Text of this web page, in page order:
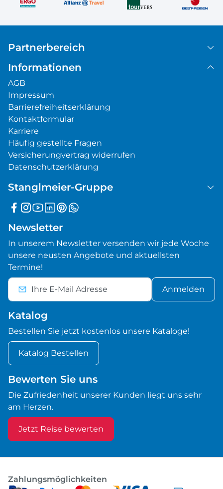
Partnerbereich
Informationen
AGB
Impressum
Barrierefreiheitserklärung
Kontaktformular
Karriere
Häufig gestellte Fragen
Versicherungvertrag widerrufen
Datenschutzerklärung
Stanglmeier-Gruppe
Newsletter
In unserem Newsletter versenden wir jede Woche
unsere neusten Angebote und aktuellsten
Termine!
Anmelden
Katalog
Bestellen Sie jetzt kostenlos unsere Kataloge!
Katalog Bestellen
Bewerten Sie uns
Die Zufriedenheit unserer Kunden liegt uns sehr
am Herzen.
Jetzt Reise bewerten
Zahlungsmöglichkeiten